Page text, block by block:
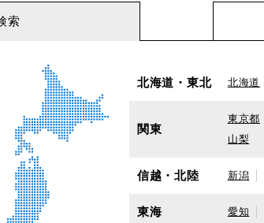
索
北海道・東北 北海道
関東
東京都
山梨
信越・北陸 新潟
東海 愛知